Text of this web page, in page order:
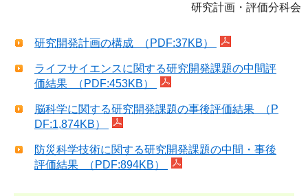
研究計画・評価分科会
研究開発計画の構成 （PDF:37KB）
ライフサイエンスに関する研究開発課題の中間評
価結果 （PDF:453KB）
脳科学に関する研究開発課題の事後評価結果 （P
DF:1,874KB）
防災科学技術に関する研究開発課題の中間・事後
評価結果 （PDF:894KB）